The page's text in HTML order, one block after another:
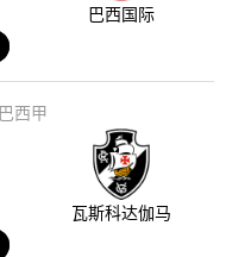
巴西国际
巴西甲
瓦斯科达伽马